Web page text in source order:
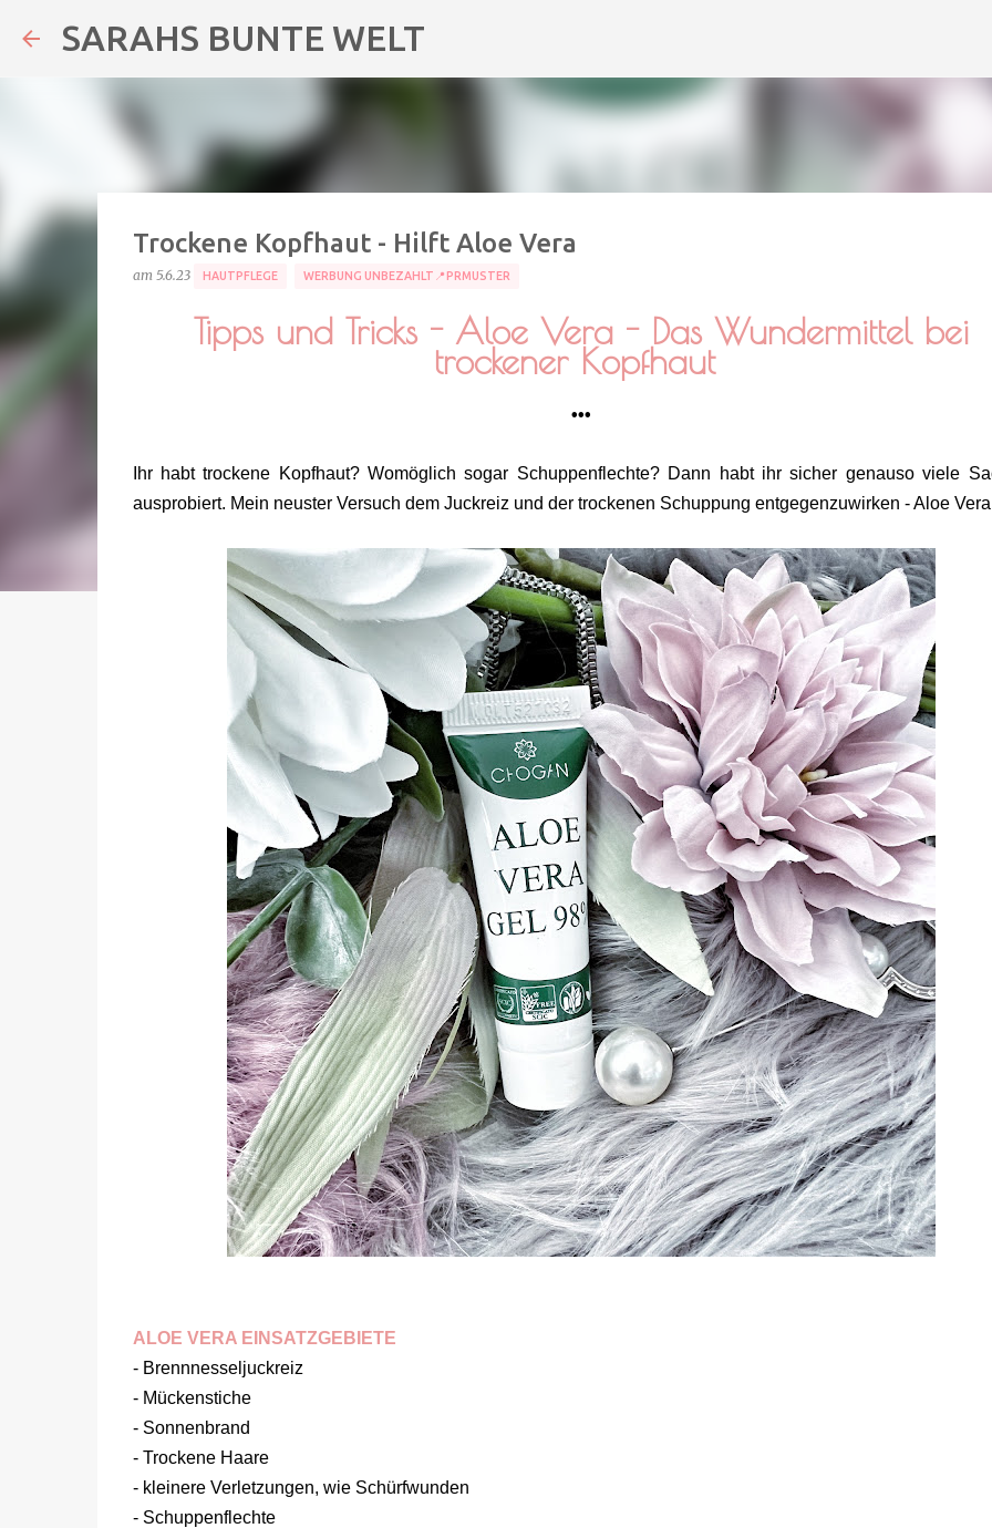
SARAHS BUNTE WELT
Trockene Kopfhaut - Hilft Aloe Vera
am 5.6.23 HAUTPFLEGE WERBUNG UNBEZAHLT📍PRMUSTER
Tipps und Tricks - Aloe Vera - Das Wundermittel bei
trockener Kopfhaut
•••
Ihr habt trockene Kopfhaut? Womöglich sogar Schuppenflechte? Dann habt ihr sicher genauso viele
ausprobiert. Mein neuster Versuch dem Juckreiz und der trockenen Schuppung entgegenzuwirken - Aloe
ALOE VERA EINSATZGEBIETE
- Brennnesseljuckreiz
- Mückenstiche
- Sonnenbrand
- Trockene Haare
- kleinere Verletzungen, wie Schürfwunden
- Schuppenflechte